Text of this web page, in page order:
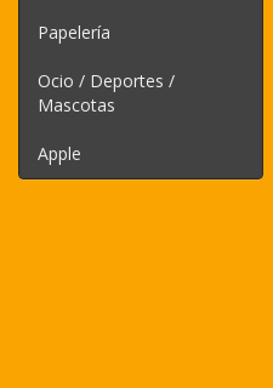
Papelería
Ocio / Deportes /
Mascotas
Apple